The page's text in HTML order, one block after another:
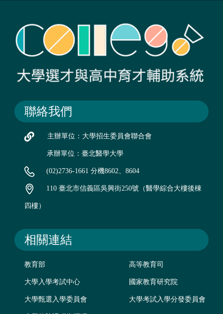
聯絡我們
主辦單位：大學招生委員會聯合會
承辦單位：臺北醫學大學
(02)2736-1661 分機8602、8604
110 臺北市信義區吳興街250號（醫學綜合大樓後棟
四樓）
相關連結
教育部 高等教育司
大學入學考試中心 國家教育研究院
大學甄選入學委員會 大學考試入學分發委員會